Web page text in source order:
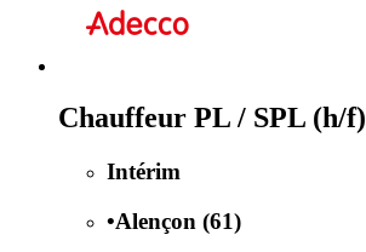
Chauffeur PL / SPL (h/f)
Intérim
•Alençon (61)